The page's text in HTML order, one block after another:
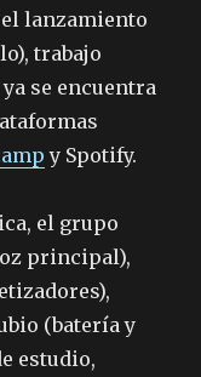
el lanzamiento
trabajo
se encuentra
y Spotify.
el grupo
principal),
(batería y
estudio,